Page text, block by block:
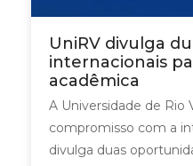
UniRV divulga
internacionais
acadêmica
A Universidade de Rio
compromisso com a
divulga duas